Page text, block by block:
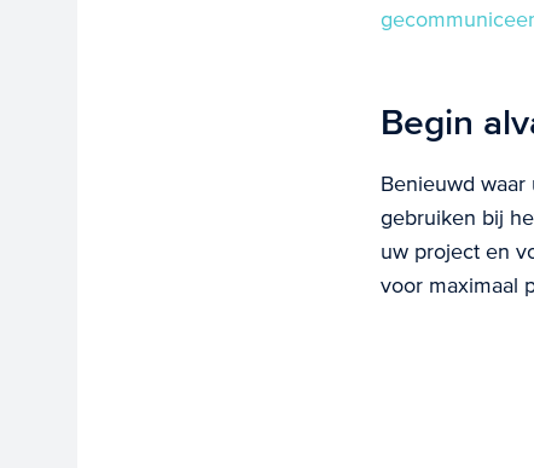
Begin
Benieuwd
gebruiken bij
uw project en
voor maximaal